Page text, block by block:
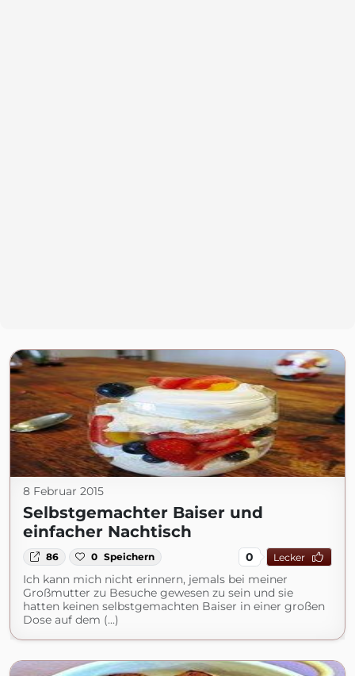
8 Februar 2015
Selbstgemachter Baiser und
einfacher Nachtisch
86 0 Speichern 0 Lecker
Ich kann mich nicht erinnern, jemals bei meiner
Großmutter zu Besuche gewesen zu sein und sie
hatten keinen selbstgemachten Baiser in einer großen
Dose auf dem (...)